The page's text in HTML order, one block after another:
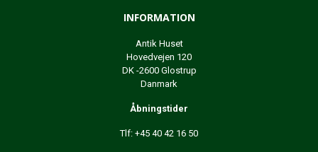
INFORMATION
Antik Huset
Hovedvejen 120
DK -2600 Glostrup
Danmark
Åbningstider
Tlf: +45 40 42 16 50